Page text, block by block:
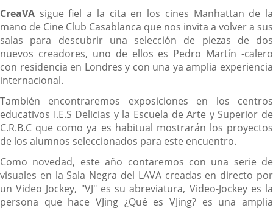
CreaVA sigue fiel a la cita en los cines Manhattan de la
mano de Cine Club Casablanca que nos invita a volver a sus
salas para descubrir una selección de piezas de dos
nuevos creadores, uno de ellos es Pedro Martín -calero
con residencia en Londres y con una ya amplia experiencia
internacional.
También encontraremos exposiciones en los centros
educativos I.E.S Delicias y la Escuela de Arte y Superior de
C.R.B.C que como ya es habitual mostrarán los proyectos
de los alumnos seleccionados para este encuentro.
Como novedad, este año contaremos con una serie de
visuales en la Sala Negra del LAVA creadas en directo por
un Video Jockey, "VJ" es su abreviatura, Video-Jockey es la
persona que hace VJing ¿Qué es VJing? es una amplia